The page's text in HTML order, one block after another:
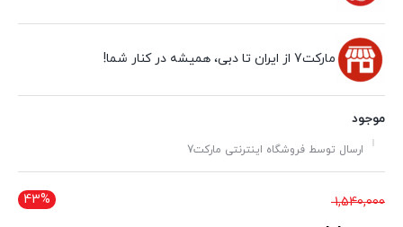
مارکت7 از ایران تا دبی، همیشه در کنار شما!
موجود
ارسال توسط فروشگاه اینترنتی مارکت7
43% 1,540,000قیمت